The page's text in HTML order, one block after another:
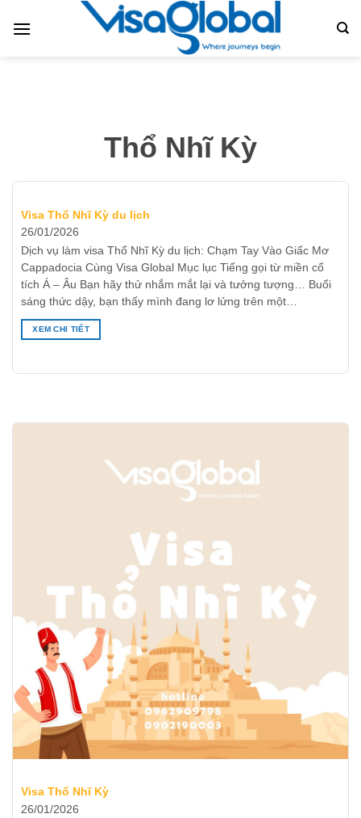
qua
Thổ Nhĩ Kỳ
Visa Thổ Nhĩ Kỳ du lịch
26/01/2026
Dịch vụ làm visa Thổ Nhĩ Kỳ du lịch: Chạm Tay Vào Giấc Mơ
Cappadocia Cùng Visa Global Mục lục Tiếng gọi từ miền cổ
tích Á – Âu Bạn hãy thử nhắm mắt lại và tưởng tượng… Buổi
sáng thức dậy, bạn thấy mình đang lơ lửng trên một…
XEM CHI TIẾT
Visa Thổ Nhĩ Kỳ
26/01/2026